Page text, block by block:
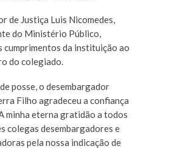
de Justiça Luis Nicomedes,
do Ministério Público,
cumprimentos da instituição ao
do colegiado.
posse, o desembargador
Filho agradeceu a confiança
minha eterna gratidão a todos
colegas desembargadores e
pela nossa indicação de